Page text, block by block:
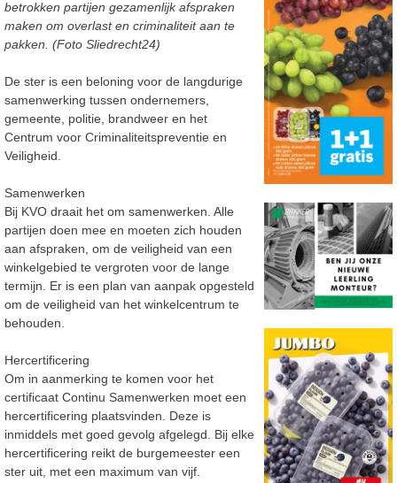
betrokken partijen gezamenlijk afspraken
maken om overlast en criminaliteit aan te
pakken. (Foto Sliedrecht24)
De ster is een beloning voor de langdurige
samenwerking tussen ondernemers,
gemeente, politie, brandweer en het
Centrum voor Criminaliteitspreventie en
Veiligheid.
Samenwerken
Bij KVO draait het om samenwerken. Alle
partijen doen mee en moeten zich houden
aan afspraken, om de veiligheid van een
winkelgebied te vergroten voor de lange
termijn. Er is een plan van aanpak opgesteld
om de veiligheid van het winkelcentrum te
behouden.
Hercertificering
Om in aanmerking te komen voor het
certificaat Continu Samenwerken moet een
hercertificering plaatsvinden. Deze is
inmiddels met goed gevolg afgelegd. Bij elke
hercertificering reikt de burgemeester een
ster uit, met een maximum van vijf.